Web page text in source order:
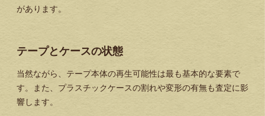
があります。
テープとケースの状態
当然ながら、テープ本体の再生可能性は最も基本的な要素で
す。また、プラスチックケースの割れや変形の有無も査定に影
響します。